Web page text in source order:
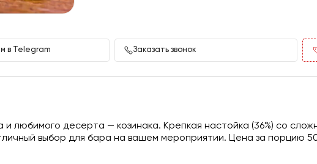
в Telegram Заказать звонок
любимого десерта — козинака. Крепкая настойка (36%) со
выбор для бара на вашем мероприятии. Цена за порцию